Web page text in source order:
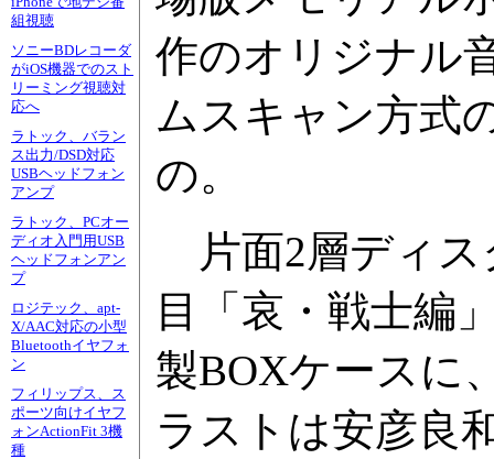
組視聴
ソニーBDレコーダ
がiOS機器でのスト
リーミング視聴対
応へ
ラトック、バラン
ス出力/DSD対応
USBヘッドフォン
アンプ
ラトック、PCオー
ディオ入門用USB
ヘッドフォンアン
プ
ロジテック、apt-
X/AAC対応の小型
Bluetoothイヤフォ
ン
フィリップス、ス
ポーツ向けイヤフ
ォンActionFit 3機
種
作のオリジナル
ムスキャン方式
の。
片面2層ディス
目「哀・戦士編
製BOXケースに
ラストは安彦良